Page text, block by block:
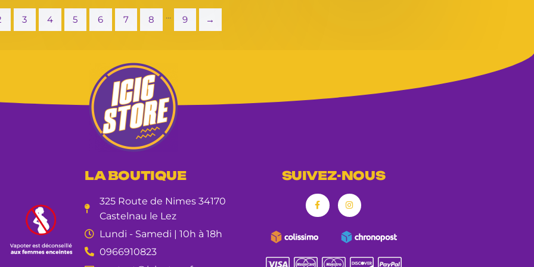
3 4 5 6 7 8 ... 9 →
LA BOUTIQUE
325 Route de Nimes 34170
Castelnau le Lez
Lundi - Samedi | 10h à 18h
0966910823
SUIVEZ-NOUS